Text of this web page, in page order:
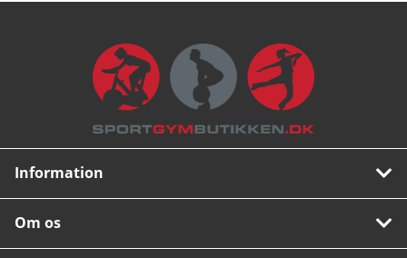
Information
Om os